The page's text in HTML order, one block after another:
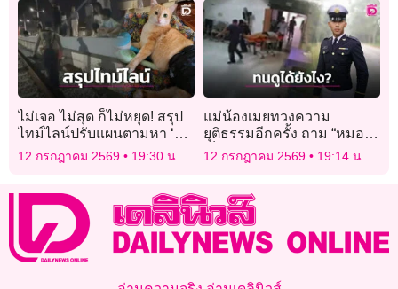
ไม่เจอ ไม่สุด ก็ไม่หยุด! สรุป
ไทม์ไลน์ปรับแผนตามหา ‘สี
ส้ม’ แมวพิการหายบนรถไฟ
12 กรกฎาคม 2569 19:30 น.
แม่น้องเมยทวงความ
ยุติธรรมอีกครั้ง ถาม “หมอ”ดู
เด็กชักตายต่อหน้าต่อตาได้ยัง
12 กรกฎาคม 2569 19:14 น.